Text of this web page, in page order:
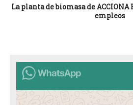
La planta de biomasa de ACCIONA
empleos